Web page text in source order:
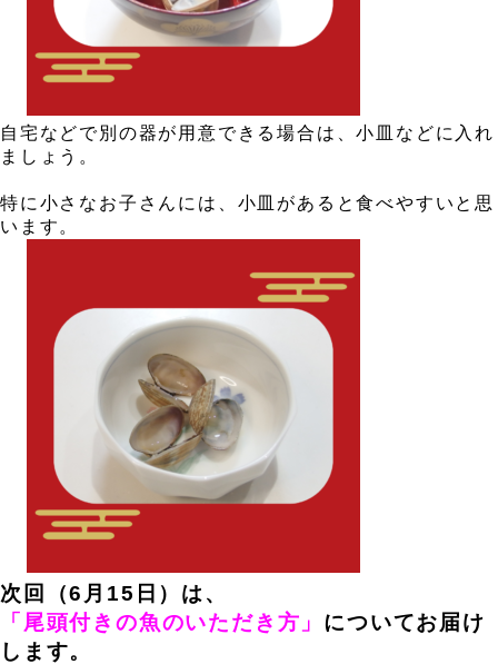
自宅などで別の器が用意できる場合は、小皿などに入れ
ましょう。
特に小さなお子さんには、小皿があると食べやすいと思
います。
次回（6月15日）は、
「 尾頭付きの魚のいただき方 」 についてお届け
します。